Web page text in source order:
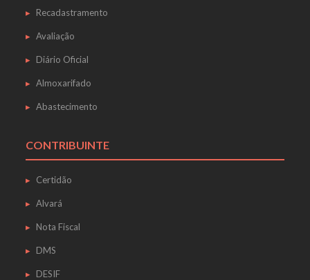
Recadastramento
Avaliação
Diário Oficial
Almoxarifado
Abastecimento
CONTRIBUINTE
Certidão
Alvará
Nota Fiscal
DMS
DESIF